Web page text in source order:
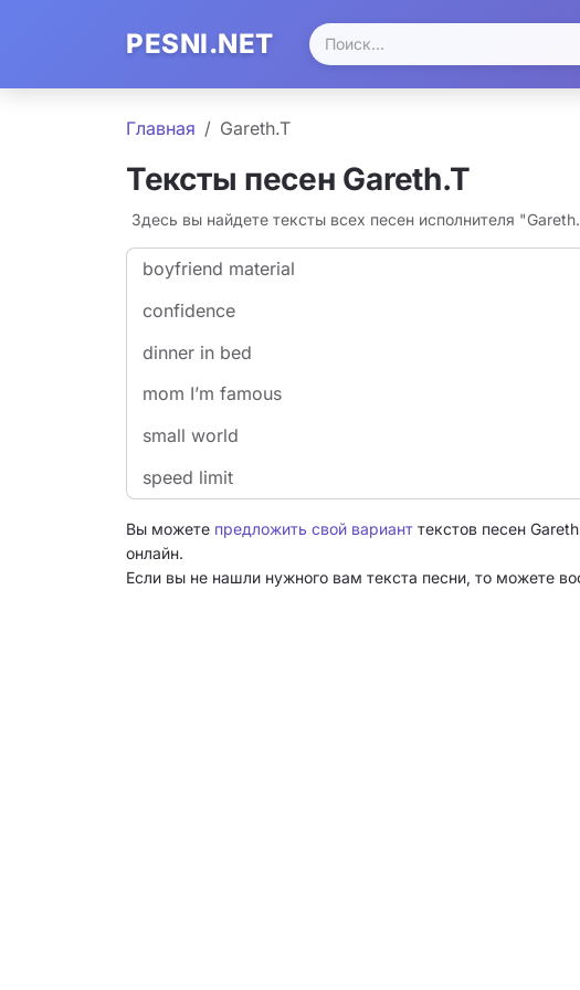
PESNI.NET
Главная Gareth.T
Тексты песен Gareth.T
Здесь вы найдете тексты всех песен исполнителя
​boyfriend material
​confidence
​dinner in bed
​mom I’m famous
​small world
​speed limit
Вы можете предложить свой вариант текстов песен
онлайн.
Если вы не нашли нужного вам текста песни, то можете